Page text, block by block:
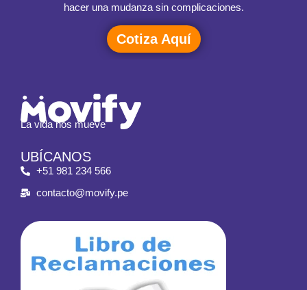
hacer una mudanza sin complicaciones.
Cotiza Aquí
La vida nos mueve
UBÍCANOS
+51 981 234 566
contacto@movify.pe